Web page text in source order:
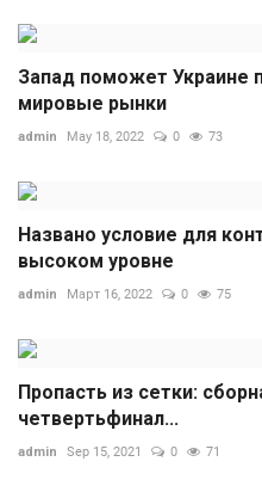
Запад поможет Украине
мировые рынки
admin May 18, 2022 0 73
Названо условие для
высоком уровне
admin Март 16, 2022 0 75
Пропасть из сетки:
четвертьфинал...
admin Sep 15, 2021 0 71